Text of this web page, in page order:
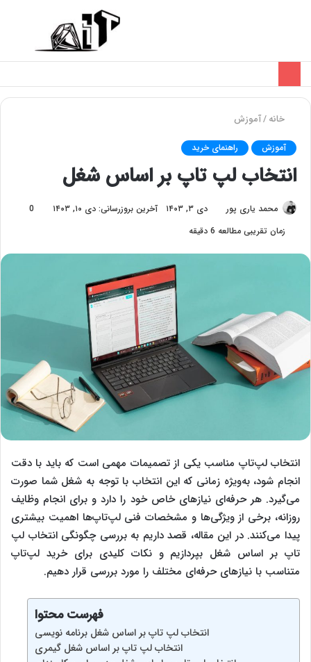
خانه/آموزش
آموزش راهنمای خرید
انتخاب لپ‌ تاپ بر اساس شغل
محمد یاری پور دی ۳, ۱۴۰۳ آخرین بروزرسانی: دی ۱۰, ۱۴۰۳
0
زمان تقریبی مطالعه 6 دقیقه
انتخاب لپ‌تاپ مناسب یکی از تصمیمات مهمی است که باید با دقت
انجام شود، به‌ویژه زمانی که این انتخاب با توجه به شغل شما صورت
می‌گیرد. هر حرفه‌ای نیازهای خاص خود را دارد و برای انجام وظایف
روزانه، برخی از ویژگی‌ها و مشخصات فنی لپ‌تاپ‌ها اهمیت بیشتری
پیدا می‌کنند. در این مقاله، قصد داریم به بررسی چگونگی انتخاب لپ‌
تاپ بر اساس شغل بپردازیم و نکات کلیدی برای خرید لپ‌تاپ
متناسب با نیازهای حرفه‌ای مختلف را مورد بررسی قرار دهیم.
فهرست محتوا
انتخاب لپ‌ تاپ بر اساس شغل برنامه نویسی
انتخاب لپ‌ تاپ بر اساس شغل گیمری